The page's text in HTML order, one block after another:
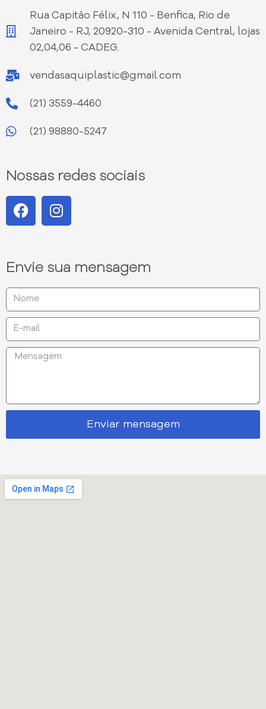
Rua Capitão Félix, N 110 - Benfica, Rio de
Janeiro - RJ, 20920-310 - Avenida Central, lojas
02,04,06 - CADEG.
vendasaquiplastic@gmail.com
(21) 3559-4460
(21) 98880-5247
Nossas redes sociais
Envie sua mensagem
Enviar mensagem